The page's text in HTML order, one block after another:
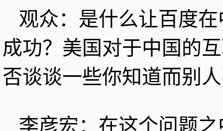
观众：是什么让百度
成功？美国对于中国的
否谈谈一些你知道而别
李彦宏：在这个问题